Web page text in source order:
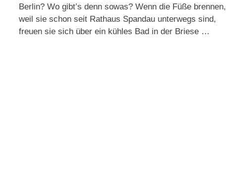
Berlin? Wo gibt’s denn sowas? Wenn die Füße brennen,
weil sie schon seit Rathaus Spandau unterwegs sind,
freuen sie sich über ein kühles Bad in der Briese …